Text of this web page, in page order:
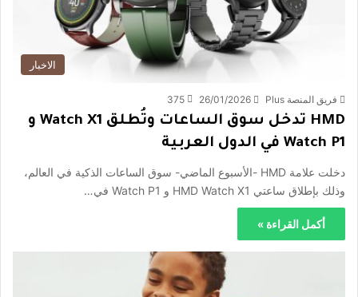
الاخبار
فريق المنصة Plus 26/01/2026
375
HMD تدخل سوق الساعات وتُطلق Watch X1 و
Watch P1 في الدول العربية
دخلت علامة HMD -الأسبوع الماضي- سوق الساعات الذكية في العالم،
وذلك بإطلاق ساعتي HMD Watch X1 و Watch P1 في…
أكمل القراءة »